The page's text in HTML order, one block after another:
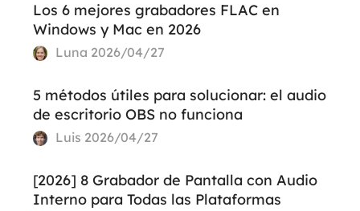
Los 6 mejores grabadores FLAC en
Windows y Mac en 2026
Luna 2026/04/27
5 métodos útiles para solucionar: el audio
de escritorio OBS no funciona
Luis 2026/04/27
[2026] 8 Grabador de Pantalla con Audio
Interno para Todas las Plataformas